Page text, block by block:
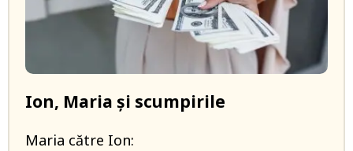
Ion, Maria și scumpirile
Maria către Ion: